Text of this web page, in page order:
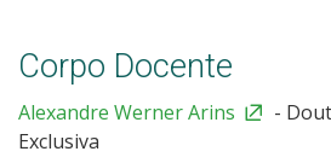
Corpo Docente
Alexandre Werner Arins
-
Exclusiva